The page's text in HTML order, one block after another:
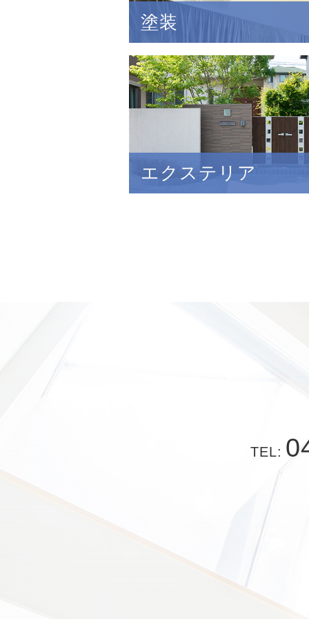
塗装
エクステリア
TEL: